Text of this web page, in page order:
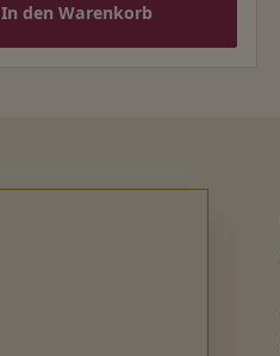
In den Warenkorb